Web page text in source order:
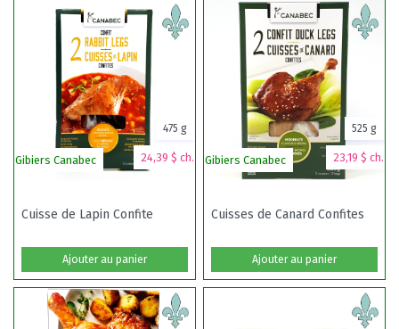
Gibiers Canabec 24,39 $ ch.
475 g
Cuisse de Lapin Confite
Ajouter au panier
Gibiers Canabec 23,19 $ ch.
525 g
Cuisses de Canard Confites
Ajouter au panier